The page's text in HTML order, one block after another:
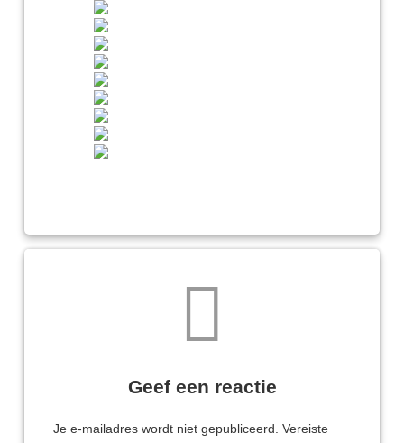
Geef een reactie
Je e-mailadres wordt niet gepubliceerd. Vereiste